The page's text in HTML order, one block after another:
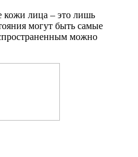
кожи лица – это лишь
могут быть самые
можно